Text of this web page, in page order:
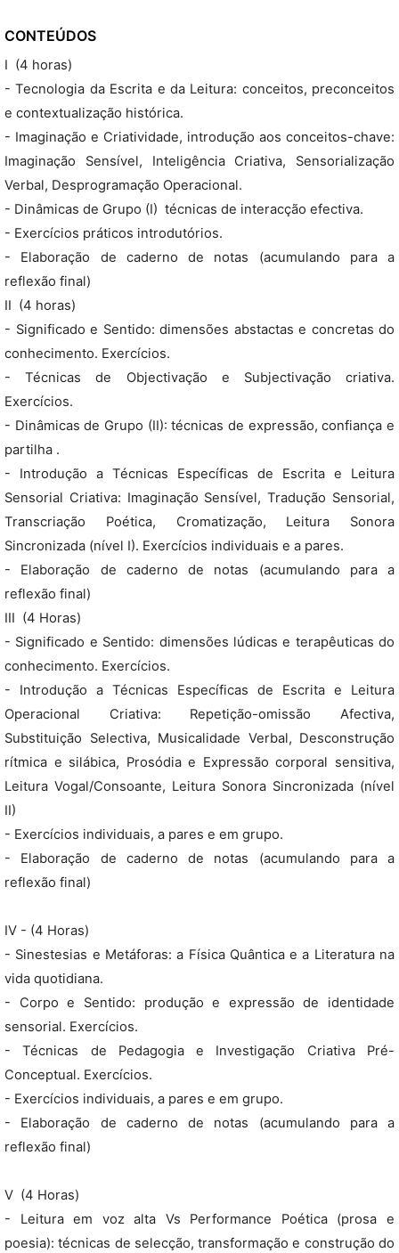
CONTEÚDOS
I  (4 horas)
- Tecnologia da Escrita e da Leitura: conceitos, preconceitos
e contextualização histórica.
- Imaginação e Criatividade, introdução aos conceitos-chave:
Imaginação Sensível, Inteligência Criativa, Sensorialização
Verbal, Desprogramação Operacional.
- Dinâmicas de Grupo (I)  técnicas de interacção efectiva.
- Exercícios práticos introdutórios.
- Elaboração de caderno de notas (acumulando para a
reflexão final)
II  (4 horas)
- Significado e Sentido: dimensões abstactas e concretas do
conhecimento. Exercícios.
- Técnicas de Objectivação e Subjectivação criativa.
Exercícios.
- Dinâmicas de Grupo (II): técnicas de expressão, confiança e
partilha .
- Introdução a Técnicas Específicas de Escrita e Leitura
Sensorial Criativa: Imaginação Sensível, Tradução Sensorial,
Transcriação Poética, Cromatização, Leitura Sonora
Sincronizada (nível I). Exercícios individuais e a pares.
- Elaboração de caderno de notas (acumulando para a
reflexão final)
III  (4 Horas)
- Significado e Sentido: dimensões lúdicas e terapêuticas do
conhecimento. Exercícios.
- Introdução a Técnicas Específicas de Escrita e Leitura
Operacional Criativa: Repetição-omissão Afectiva,
Substituição Selectiva, Musicalidade Verbal, Desconstrução
rítmica e silábica, Prosódia e Expressão corporal sensitiva,
Leitura Vogal/Consoante, Leitura Sonora Sincronizada (nível
II)
- Exercícios individuais, a pares e em grupo.
- Elaboração de caderno de notas (acumulando para a
reflexão final)
IV - (4 Horas)
- Sinestesias e Metáforas: a Física Quântica e a Literatura na
vida quotidiana.
- Corpo e Sentido: produção e expressão de identidade
sensorial. Exercícios.
- Técnicas de Pedagogia e Investigação Criativa Pré-
Conceptual. Exercícios.
- Exercícios individuais, a pares e em grupo.
- Elaboração de caderno de notas (acumulando para a
reflexão final)
V  (4 Horas)
- Leitura em voz alta Vs Performance Poética (prosa e
poesia): técnicas de selecção, transformação e construção do